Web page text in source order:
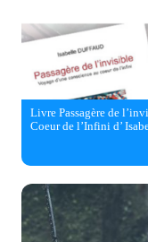
Livre Passagère de
Coeur de l’Infini d’